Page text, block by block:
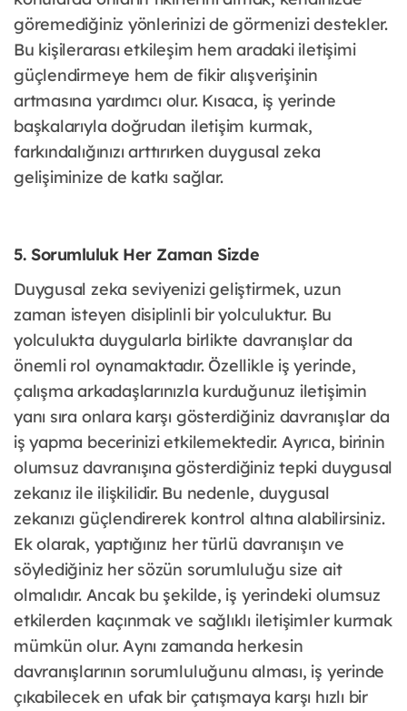
göremediğiniz yönlerinizi de görmenizi destekler.
Bu kişilerarası etkileşim hem aradaki iletişimi
güçlendirmeye hem de fikir alışverişinin
artmasına yardımcı olur. Kısaca, iş yerinde
başkalarıyla doğrudan iletişim kurmak,
farkındalığınızı arttırırken duygusal zeka
gelişiminize de katkı sağlar.
5. Sorumluluk Her Zaman Sizde
Duygusal zeka seviyenizi geliştirmek, uzun
zaman isteyen disiplinli bir yolculuktur. Bu
yolculukta duygularla birlikte davranışlar da
önemli rol oynamaktadır. Özellikle iş yerinde,
çalışma arkadaşlarınızla kurduğunuz iletişimin
yanı sıra onlara karşı gösterdiğiniz davranışlar da
iş yapma becerinizi etkilemektedir. Ayrıca, birinin
olumsuz davranışına gösterdiğiniz tepki duygusal
zekanız ile ilişkilidir. Bu nedenle, duygusal
zekanızı güçlendirerek kontrol altına alabilirsiniz.
Ek olarak, yaptığınız her türlü davranışın ve
söylediğiniz her sözün sorumluluğu size ait
olmalıdır. Ancak bu şekilde, iş yerindeki olumsuz
etkilerden kaçınmak ve sağlıklı iletişimler kurmak
mümkün olur. Aynı zamanda herkesin
davranışlarının sorumluluğunu alması, iş yerinde
çıkabilecek en ufak bir çatışmaya karşı hızlı bir